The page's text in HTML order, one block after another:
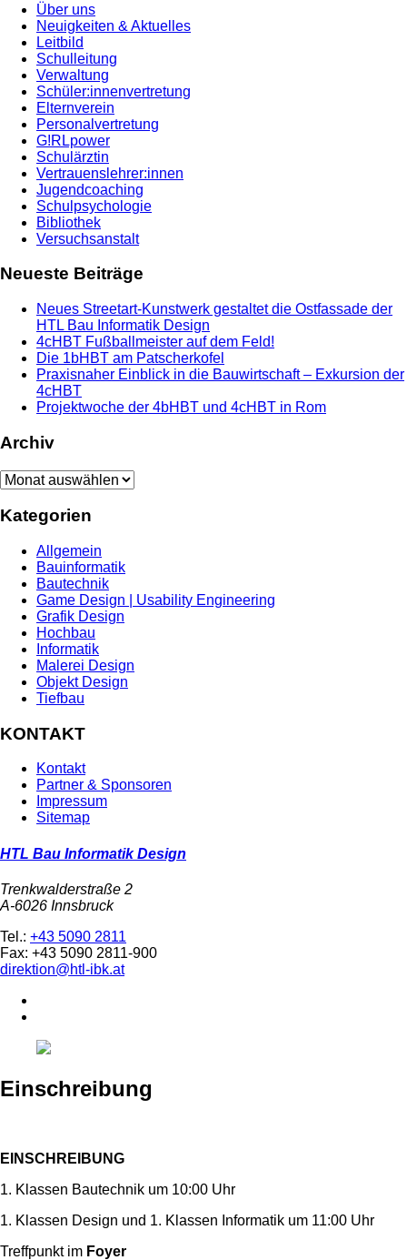
Über uns
Neuigkeiten & Aktuelles
Leitbild
Schulleitung
Verwaltung
Schüler:innenvertretung
Elternverein
Personalvertretung
G!RLpower
Schulärztin
Vertrauenslehrer:innen
Jugendcoaching
Schulpsychologie
Bibliothek
Versuchsanstalt
Neueste Beiträge
Neues Streetart-Kunstwerk gestaltet die Ostfassade der
HTL Bau Informatik Design
4cHBT Fußballmeister auf dem Feld!
Die 1bHBT am Patscherkofel
Praxisnaher Einblick in die Bauwirtschaft – Exkursion der
4cHBT
Projektwoche der 4bHBT und 4cHBT in Rom
Archiv
Archiv
Kategorien
Allgemein
Bauinformatik
Bautechnik
Game Design | Usability Engineering
Grafik Design
Hochbau
Informatik
Malerei Design
Objekt Design
Tiefbau
KONTAKT
Kontakt
Partner & Sponsoren
Impressum
Sitemap
HTL Bau Informatik Design
Trenkwalderstraße 2
A-6026 Innsbruck
Tel.: +43 5090 2811
Fax: +43 5090 2811-900
direktion@htl-ibk.at
Einschreibung
EINSCHREIBUNG
1. Klassen Bautechnik um 10:00 Uhr
1. Klassen Design und 1. Klassen Informatik um 11:00 Uhr
Treffpunkt im Foyer